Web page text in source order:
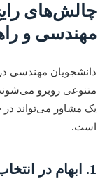
چالش‌های
مهندسی و
دانشجویان مهندسی
متنوعی روبرو
یک مشاور می‌تواند در
است.
1. ابهام در انتخاب موضوع و نگارش پروپوزال